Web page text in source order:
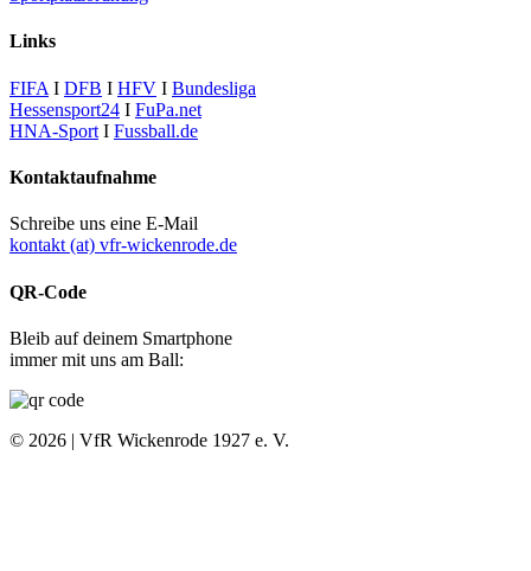
Links
FIFA I DFB I HFV I Bundesliga
Hessensport24 I FuPa.net
HNA-Sport I Fussball.de
Kontaktaufnahme
Schreibe uns eine E-Mail
kontakt (at) vfr-wickenrode.de
QR-Code
Bleib auf deinem Smartphone
immer mit uns am Ball:
© 2026 | VfR Wickenrode 1927 e. V.